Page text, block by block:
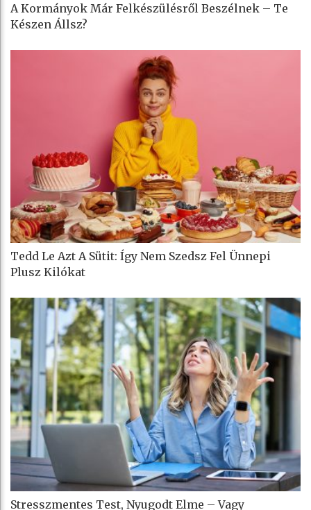
A Kormányok Már Felkészülésről Beszélnek – Te
Készen Állsz?
Tedd Le Azt A Sütit: Így Nem Szedsz Fel Ünnepi
Plusz Kilókat
Stresszmentes Test, Nyugodt Elme – Vagy